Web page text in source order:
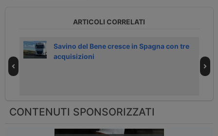
ARTICOLI CORRELATI
Savino del Bene cresce in Spagna con tre
acquisizioni
CONTENUTI SPONSORIZZATI